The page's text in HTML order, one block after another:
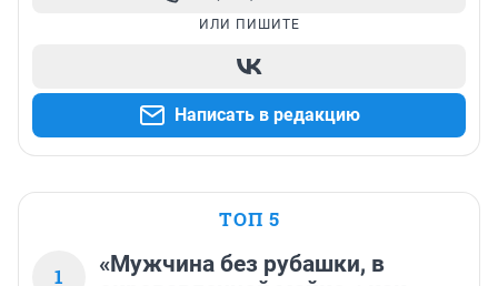
ИЛИ ПИШИТЕ
Написать в редакцию
ТОП 5
1
«Мужчина без рубашки, в